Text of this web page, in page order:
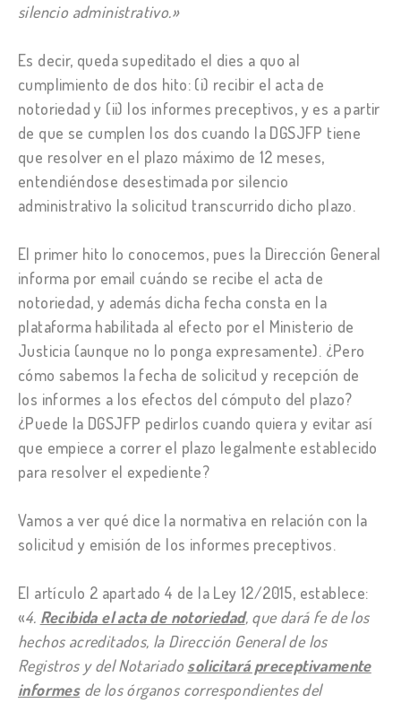
silencio administrativo.»
Es decir, queda supeditado el dies a quo al
cumplimiento de dos hito: (i) recibir el acta de
notoriedad y (ii) los informes preceptivos, y es a partir
de que se cumplen los dos cuando la DGSJFP tiene
que resolver en el plazo máximo de 12 meses,
entendiéndose desestimada por silencio
administrativo la solicitud transcurrido dicho plazo.
El primer hito lo conocemos, pues la Dirección General
informa por email cuándo se recibe el acta de
notoriedad, y además dicha fecha consta en la
plataforma habilitada al efecto por el Ministerio de
Justicia (aunque no lo ponga expresamente). ¿Pero
cómo sabemos la fecha de solicitud y recepción de
los informes a los efectos del cómputo del plazo?
¿Puede la DGSJFP pedirlos cuando quiera y evitar así
que empiece a correr el plazo legalmente establecido
para resolver el expediente?
Vamos a ver qué dice la normativa en relación con la
solicitud y emisión de los informes preceptivos.
El artículo 2 apartado 4 de la Ley 12/2015, establece:
«4. Recibida el acta de notoriedad, que dará fe de los
hechos acreditados, la Dirección General de los
Registros y del Notariado solicitará preceptivamente
informesde los órganos correspondientes del